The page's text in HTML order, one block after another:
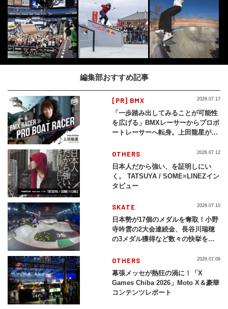
編集部おすすめ記事
[PR] BMX
「一歩踏み出してみることが可能性
を広げる」BMXレーサーからプロボ
ートレーサーへ転身。上田龍星が体
2026.07.17
OTHERS
日本人だから強い、を証明しにい
く。 TATSUYA / SOME≡LINEZイン
タビュー
2026.07.12
SKATE
日本勢が17個のメダルを奪取！小野
寺吟雲の2大会連続金、長谷川瑞穂
の3メダル獲得など数々の快挙をプ
2026」
2026.07.10
OTHERS
幕張メッセが熱狂の渦に！「X
Games Chiba 2026」Moto X＆豪華
コンテンツレポート
2026.07.09